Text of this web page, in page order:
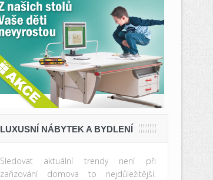
LUXUSNÍ NÁBYTEK A BYDLENÍ
Sledovat aktuální trendy není při
zařizování domova to nejdůležitější.